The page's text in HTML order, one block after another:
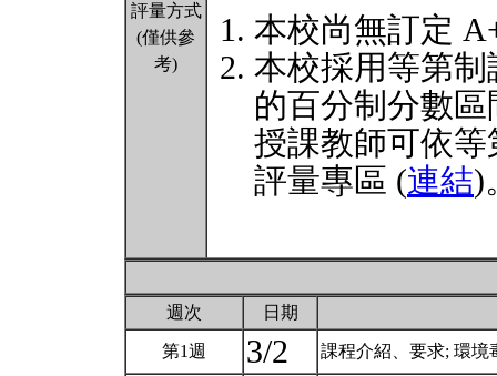
評量方式
(僅供參
考)
本校尚無訂定
本校採用等第
的百分制分數
授課教師可依
評量專區 (連結)
週次 日期
第1週 3/2 課程介紹、要求; 環